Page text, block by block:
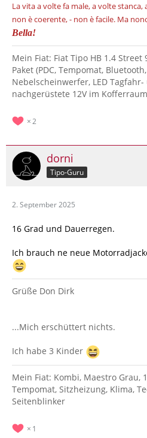
La vita a volte fa male, a volte stanca,
non è coerente, - non è facile. Ma
Bella!
Mein Fiat: Fiat Tipo HB 1.4 Street
Paket (PDC, Tempomat,
Nebelscheinwerfer, LED
nachgerüstete 12V im
2
dorni
Tipo-Guru
2. September 2025
16 Grad und Dauerregen.
Ich brauch ne neue
Grüße Don Dirk
...Mich erschüttert nichts.
Ich habe 3 Kinder
Mein Fiat: Kombi, Maestro Grau,
Tempomat, Sitzheizung, Klima,
Seitenblinker
1